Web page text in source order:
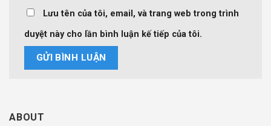
Lưu tên của tôi, email, và trang web trong trình
duyệt này cho lần bình luận kế tiếp của tôi.
ABOUT